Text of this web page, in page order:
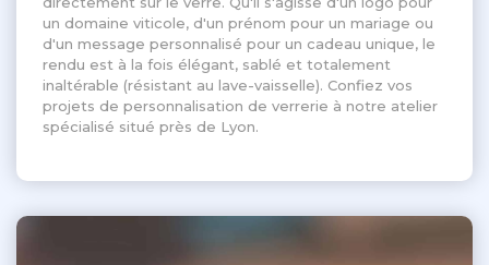
un domaine viticole, d'un prénom pour un mariage ou
d'un message personnalisé pour un cadeau unique, le
rendu est à la fois élégant, sablé et totalement
inaltérable (résistant au lave-vaisselle). Confiez vos
projets de personnalisation de verrerie à notre atelier
spécialisé situé près de Lyon.